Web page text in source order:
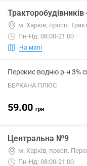
Тракторобудівників
м. Харків, просп.
Пн-Нд: 08:00-21:00
На мапі
Перекис водню р-н 3%
БЕРКАНА ПЛЮС
59.00 грн
Центральна №9
м. Харків, просп.
Пн-Нд: 08:00-21:00